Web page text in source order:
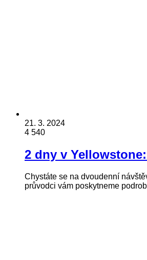
21. 3. 2024
4 540
2 dny v
Chystáte se na dvoudenní
průvodci vám poskytneme